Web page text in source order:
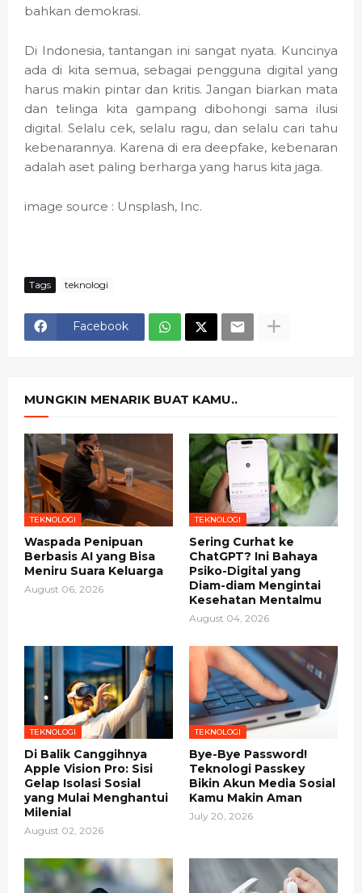
bahkan demokrasi.
Di Indonesia, tantangan ini sangat nyata. Kuncinya
ada di kita semua, sebagai pengguna digital yang
harus makin pintar dan kritis. Jangan biarkan mata
dan telinga kita gampang dibohongi sama ilusi
digital. Selalu cek, selalu ragu, dan selalu cari tahu
kebenarannya. Karena di era deepfake, kebenaran
adalah aset paling berharga yang harus kita jaga.
image source : Unsplash, Inc.
Tags teknologi
Facebook
MUNGKIN MENARIK BUAT KAMU..
TEKNOLOGI
Waspada Penipuan
Berbasis AI yang Bisa
Meniru Suara Keluarga
August 06, 2026
TEKNOLOGI
Sering Curhat ke
ChatGPT? Ini Bahaya
Psiko-Digital yang
Diam-diam Mengintai
Kesehatan Mentalmu
August 04, 2026
TEKNOLOGI
Di Balik Canggihnya
Apple Vision Pro: Sisi
Gelap Isolasi Sosial
yang Mulai Menghantui
Milenial
August 02, 2026
TEKNOLOGI
Bye-Bye Password!
Teknologi Passkey
Bikin Akun Media Sosial
Kamu Makin Aman
July 20, 2026